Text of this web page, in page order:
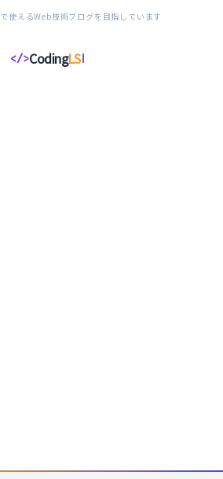
使えるWeb技術ブログを目指しています
</>CodingLS
コ